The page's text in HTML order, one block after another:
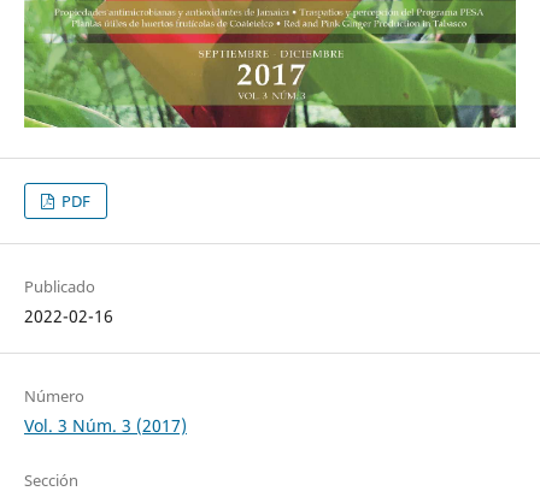
PDF
Publicado
2022-02-16
Número
Vol. 3 Núm. 3 (2017)
Sección